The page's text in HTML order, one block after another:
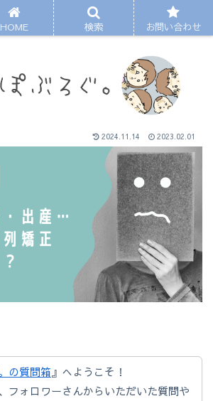
2024.11.14 2023.02.01
の質問箱 』へようこそ！
フォロワーさんからいただいた質問や
HOME 検索 お問い合わせ